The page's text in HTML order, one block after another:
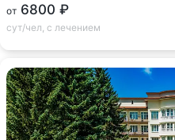
от 6800 ₽
сут/чел, с лечением